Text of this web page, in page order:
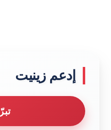
إدعم زينيت